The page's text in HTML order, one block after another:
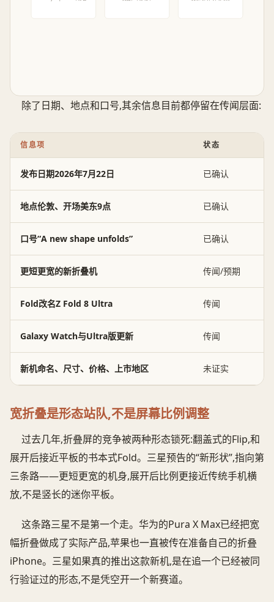
除了日期、地点和口号,其余信息目前都停留在传闻层面:
信息项 状态
发布日期2026年7月22日 已确认
地点伦敦、开场美东9点 已确认
口号“A new shape unfolds” 已确认
更短更宽的新折叠机 传闻/预期
Fold改名Z Fold 8 Ultra 传闻
Galaxy Watch与Ultra版更新 传闻
新机命名、尺寸、价格、上市地区 未证实
宽折叠是形态站队,不是屏幕比例调整
过去几年,折叠屏的竞争被两种形态锁死:翻盖式的Flip,和
展开后接近平板的书本式Fold。三星预告的“新形状”,指向第
三条路——更短更宽的机身,展开后比例更接近传统手机横
放,不是竖长的迷你平板。
这条路三星不是第一个走。华为的Pura X Max已经把宽
幅折叠做成了实际产品,苹果也一直被传在准备自己的折叠
iPhone。三星如果真的推出这款新机,是在追一个已经被同
行验证过的形态,不是凭空开一个新赛道。